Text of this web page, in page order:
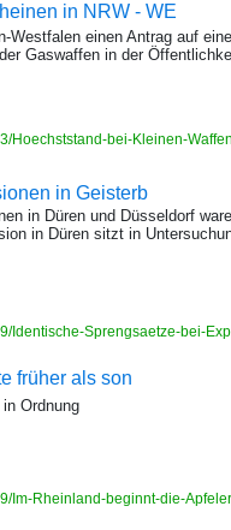
in NRW - WE
Westfalen einen Antrag auf
Gaswaffen in der
Hoechststand-bei-Kleinen-
in Geisterb
in Düren und Düsseldorf
in Düren sitzt in
Identische-Sprengsaetze-bei-
früher als son
Ordnung
Im-Rheinland-beginnt-die-